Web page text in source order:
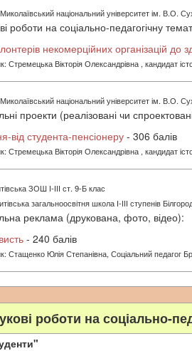
Миколаївський національний університет ім. В.О.
роботи на соціально-педагогічну
некомерційних організацій до
Стремецька Вікторія Олександрівна , кандидат
Миколаївський національний університет ім. В.О.
проекти (реалізовані чи
від студента-пенсіонеру - 306 балів
Стремецька Вікторія Олександрівна , кандидат
ЗОШ І-ІІІ ст. 9-Б клас
загальноосвітня школа І-ІІІ ступенів
реклама (друкована, фото, відео):
- 240 балів
Стащенко Юлія Степанівна, Соціальний педагог
роботи на соціально-